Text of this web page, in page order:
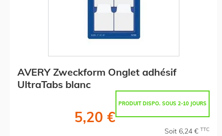
AVERY Zweckform Onglet adhésif
UltraTabs blanc
PRODUIT DISPO. SOUS 2-10 JOURS
5,20 €
Soit 6,24 € TTC